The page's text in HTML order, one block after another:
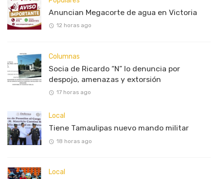
Anuncian Megacorte de agua en Victoria
12 horas ago
Columnas
Socia de Ricardo “N” lo denuncia por
despojo, amenazas y extorsión
17 horas ago
Local
Tiene Tamaulipas nuevo mando militar
18 horas ago
Local